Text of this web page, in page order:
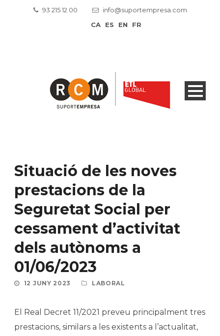
93 215 12 00
info@suportempresa.com
CA
ES EN FR
Situació de les noves
prestacions de la
Seguretat Social per
cessament d’activitat
dels autònoms a
01/06/2023
12 JUNY 2023 LABORAL
El Real Decret 11/2021 preveu principalment tres
prestacions, similars a les existents a l’actualitat,